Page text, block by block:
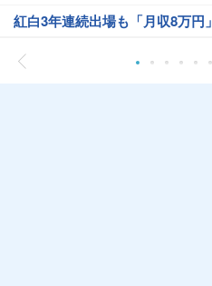
紅白3年連続出場も「月収8万円」